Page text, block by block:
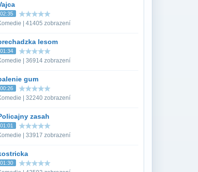
02:35
| 41405 zobrazení
lesom
01:34
| 36914 zobrazení
gum
00:26
| 32240 zobrazení
zasah
01:01
| 33917 zobrazení
01:30